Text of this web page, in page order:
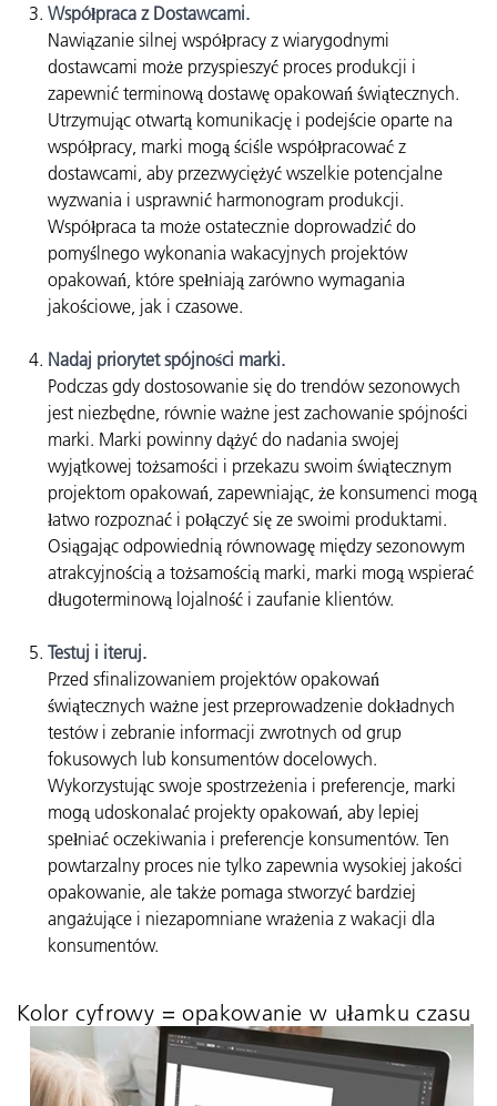
Współpraca z Dostawcami.
Nawiązanie silnej współpracy z wiarygodnymi
dostawcami może przyspieszyć proces produkcji i
zapewnić terminową dostawę opakowań świątecznych.
Utrzymując otwartą komunikację i podejście oparte na
współpracy, marki mogą ściśle współpracować z
dostawcami, aby przezwyciężyć wszelkie potencjalne
wyzwania i usprawnić harmonogram produkcji.
Współpraca ta może ostatecznie doprowadzić do
pomyślnego wykonania wakacyjnych projektów
opakowań, które spełniają zarówno wymagania
jakościowe, jak i czasowe.
Nadaj priorytet spójności marki.
Podczas gdy dostosowanie się do trendów sezonowych
jest niezbędne, równie ważne jest zachowanie spójności
marki. Marki powinny dążyć do nadania swojej
wyjątkowej tożsamości i przekazu swoim świątecznym
projektom opakowań, zapewniając, że konsumenci mogą
łatwo rozpoznać i połączyć się ze swoimi produktami.
Osiągając odpowiednią równowagę między sezonowym
atrakcyjnością a tożsamością marki, marki mogą wspierać
długoterminową lojalność i zaufanie klientów.
Testuj i iteruj.
Przed sfinalizowaniem projektów opakowań
świątecznych ważne jest przeprowadzenie dokładnych
testów i zebranie informacji zwrotnych od grup
fokusowych lub konsumentów docelowych.
Wykorzystując swoje spostrzeżenia i preferencje, marki
mogą udoskonalać projekty opakowań, aby lepiej
spełniać oczekiwania i preferencje konsumentów. Ten
powtarzalny proces nie tylko zapewnia wysokiej jakości
opakowanie, ale także pomaga stworzyć bardziej
angażujące i niezapomniane wrażenia z wakacji dla
konsumentów.
Kolor cyfrowy = opakowanie w ułamku czasu